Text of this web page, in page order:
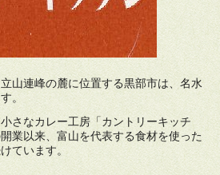
山連峰の麓に位置する黒部市は、名水
。
さなカレー工房「カントリーキッチ
業以来、富山を代表する食材を使った
ています。